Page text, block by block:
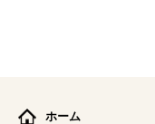
ホーム